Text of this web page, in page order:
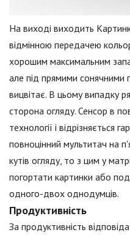
На виході виходить
відмінною передачею
хорошим максимальним
але під прямими
вицвітає. В цьому випадку
сторона огляду. Сенсор в
технології і відрізняється
повноцінний мультитач на
кутів огляду, то з цим у
погортати картинки або
одного-двох однодумців.
Продуктивність
За продуктивність